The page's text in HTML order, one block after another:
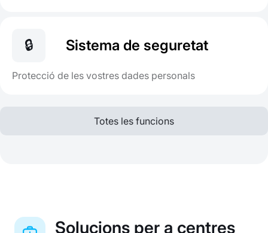
🔒 Sistema de seguretat
Protecció de les vostres dades personals
Totes les funcions
Solucions per a centres